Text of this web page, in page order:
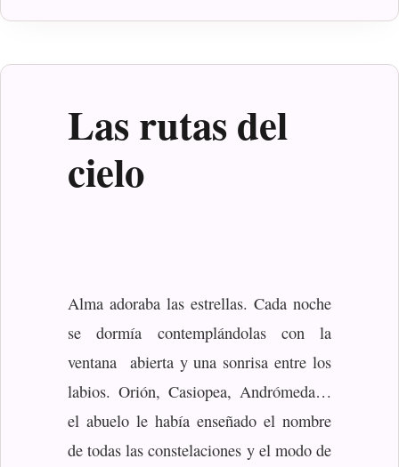
magia
Las rutas del
cielo
Alma adoraba las estrellas. Cada noche
se dormía contemplándolas con la
ventana abierta y una sonrisa entre los
labios. Orión, Casiopea, Andrómeda…
el abuelo le había enseñado el nombre
de todas las constelaciones y el modo de